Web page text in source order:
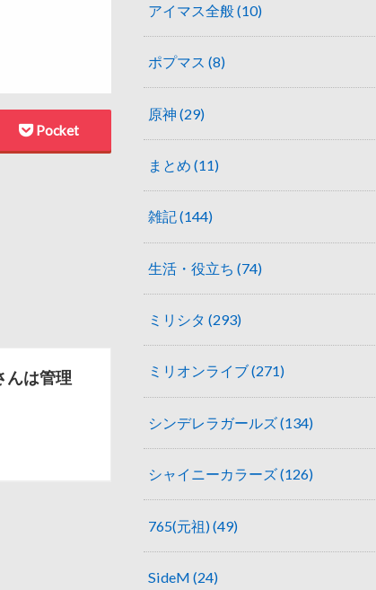
Pocket
んは管理
アイマス全般(10)
ポプマス (8)
原神 (29)
まとめ (11)
雑記(144)
生活・役立ち (74)
ミリシタ (293)
ミリオンライブ(271)
シンデレラガールズ(134)
シャイニーカラーズ(126)
765(元祖)(49)
SideM (24)